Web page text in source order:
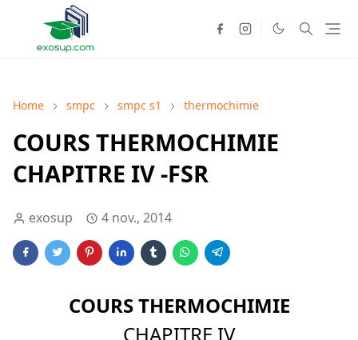
Home smpc smpc s1 thermochimie
COURS THERMOCHIMIE
CHAPITRE IV -FSR
exosup 4 nov., 2014
COURS THERMOCHIMIE
CHAPITRE IV